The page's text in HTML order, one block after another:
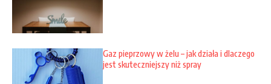
Gaz pieprzowy w żelu – jak działa i dlaczego
jest skuteczniejszy niż spray